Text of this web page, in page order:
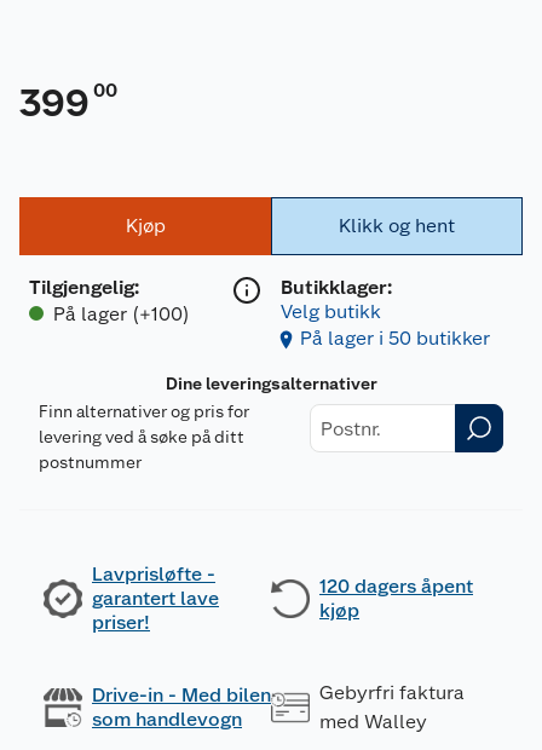
399 00
Kjøp
Tilgjengelig:
På lager (+100)
Klikk og hent
Butikklager:
Velg butikk
På lager i 50 butikker
Dine leveringsalternativer
Finn alternativer og pris for
levering ved å søke på ditt
postnummer
Lavprisløfte -
garantert lave
priser!
120 dagers åpent
kjøp
Drive-in - Med bilen
som handlevogn
Gebyrfri faktura
med Walley